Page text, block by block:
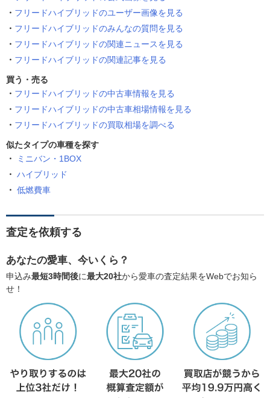
フリードハイブリッドのユーザー画像を見る
フリードハイブリッドのみんなの質問を見る
フリードハイブリッドの関連ニュースを見る
フリードハイブリッドの関連記事を見る
買う・売る
フリードハイブリッドの中古車情報を見る
フリードハイブリッドの中古車相場情報を見る
フリードハイブリッドの買取相場を調べる
似たタイプの車種を探す
ミニバン・1BOX
ハイブリッド
低燃費車
査定を依頼する
あなたの愛車、今いくら？
申込み最短3時間後に最大20社から愛車の査定結果をWebでお知ら
せ！